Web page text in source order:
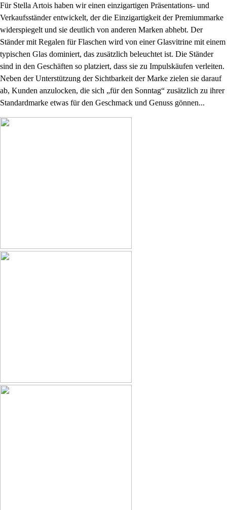
Für Stella Artois haben wir einen einzigartigen Präsentations- und
Verkaufsständer entwickelt, der die Einzigartigkeit der Premiummarke
widerspiegelt und sie deutlich von anderen Marken abhebt. Der
Ständer mit Regalen für Flaschen wird von einer Glasvitrine mit einem
typischen Glas dominiert, das zusätzlich beleuchtet ist. Die Ständer
sind in den Geschäften so platziert, dass sie zu Impulskäufen verleiten.
Neben der Unterstützung der Sichtbarkeit der Marke zielen sie darauf
ab, Kunden anzulocken, die sich „für den Sonntag“ zusätzlich zu ihrer
Standardmarke etwas für den Geschmack und Genuss gönnen...